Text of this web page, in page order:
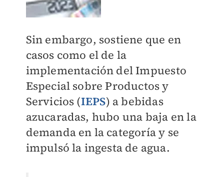
Sin embargo, sostiene que en
casos como el de la
implementación del Impuesto
Especial sobre Productos y
Servicios (IEPS) a bebidas
azucaradas, hubo una baja en la
demanda en la categoría y se
impulsó la ingesta de agua.